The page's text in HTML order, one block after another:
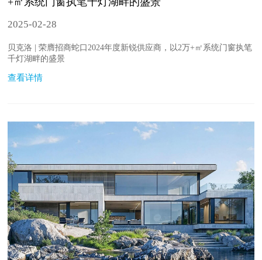
2025-02-28
贝克洛 | 荣膺招商蛇口2024年度新锐供应商，以2万+㎡系统门窗执笔
千灯湖畔的盛景
查看详情